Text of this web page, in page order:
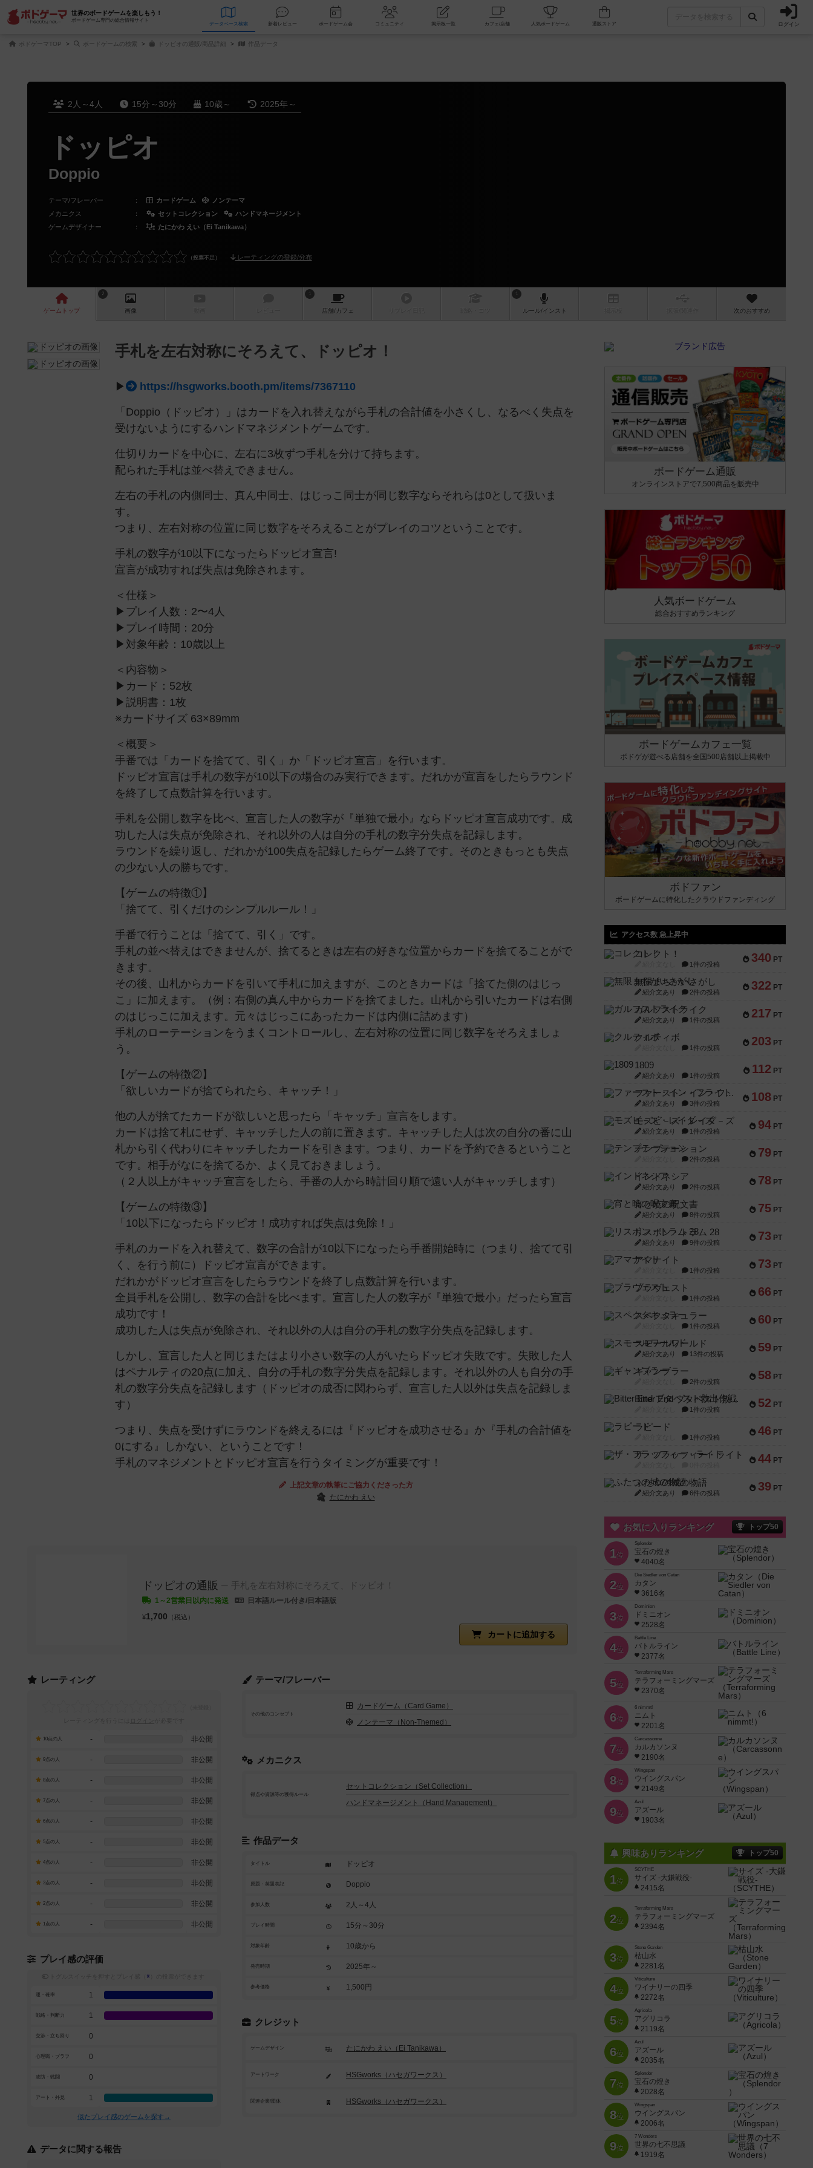
世界のボードゲームを楽しもう！
ボードゲーム専門の総合情報サイト
データベース 検索 新着レビュー ボードゲーム会 コミュニティ 掲示板一覧 カフェ/店舗 人気ボードゲーム ログイン
ボドゲーマTOP ボードゲームの検索 ドッピオの通販/商品詳細 作品データ
2人～4人 15分～30分 10歳～ 2025年～
ドッピオ
Doppio
テーマ/フレーバー ： カードゲーム
ノンテーマ
メカニクス
： セットコレクション
ハンドマネージメント
ゲームデザイナー
： たにかわ えい（Ei Tanikawa）
レーティングの登録/分布
ゲーム トップ
2
画像
1
店舗/カフェ
1
ルール/インスト 次のおすすめ
手札を左右対称にそろえて、ドッピオ！
▶ https://hsgworks.booth.pm/items/7367110
「Doppio（ドッピオ）」はカードを入れ替えながら手札の合計値を小さくし、なるべく失点を
受けないようにするハンドマネジメントゲームです。
仕切りカードを中心に、左右に3枚ずつ手札を分けて持ちます。
配られた手札は並べ替えできません。
左右の手札の内側同士、真ん中同士、はじっこ同士が同じ数字ならそれらは0として扱いま
す。
つまり、左右対称の位置に同じ数字をそろえることがプレイのコツということです。
手札の数字が10以下になったらドッピオ宣言!
宣言が成功すれば失点は免除されます。
＜仕様＞
▶︎プレイ人数：2〜4人
▶︎プレイ時間：20分
▶︎対象年齢：10歳以上
＜内容物＞
▶︎カード：52枚
▶︎説明書：1枚
※カードサイズ 63×89mm
＜概要＞
手番では「カードを捨てて、引く」か「ドッピオ宣言」を行います。
ドッピオ宣言は手札の数字が10以下の場合のみ実行できます。だれかが宣言をしたらラウンド
を終了して点数計算を行います。
手札を公開し数字を比べ、宣言した人の数字が『単独で最小』ならドッピオ宣言成功です。成
功した人は失点が免除され、それ以外の人は自分の手札の数字分失点を記録します。
ラウンドを繰り返し、だれかが100失点を記録したらゲーム終了です。そのときもっとも失点
の少ない人の勝ちです。
【ゲームの特徴①】
「捨てて、引くだけのシンプルルール！」
手番で行うことは「捨てて、引く」です。
手札の並べ替えはできませんが、捨てるときは左右の好きな位置からカードを捨てることがで
きます。
その後、山札からカードを引いて手札に加えますが、このときカードは「捨てた側のはじっ
こ」に加えます。（例：右側の真ん中からカードを捨てました。山札から引いたカードは右側
のはじっこに加えます。元々はじっこにあったカードは内側に詰めます）
手札のローテーションをうまくコントロールし、左右対称の位置に同じ数字をそろえましょ
う。
【ゲームの特徴②】
「欲しいカードが捨てられたら、キャッチ！」
他の人が捨てたカードが欲しいと思ったら「キャッチ」宣言をします。
カードは捨て札にせず、キャッチした人の前に置きます。キャッチした人は次の自分の番に山
札から引く代わりにキャッチしたカードを引きます。つまり、カードを予約できるということ
です。相手がなにを捨てるか、よく見ておきましょう。
（２人以上がキャッチ宣言をしたら、手番の人から時計回り順で遠い人がキャッチします）
【ゲームの特徴③】
「10以下になったらドッピオ！成功すれば失点は免除！」
手札のカードを入れ替えて、数字の合計が10以下になったら手番開始時に（つまり、捨てて引
く、を行う前に）ドッピオ宣言ができます。
だれかがドッピオ宣言をしたらラウンドを終了し点数計算を行います。
全員手札を公開し、数字の合計を比べます。宣言した人の数字が『単独で最小』だったら宣言
成功です！
成功した人は失点が免除され、それ以外の人は自分の手札の数字分失点を記録します。
しかし、宣言した人と同じまたはより小さい数字の人がいたらドッピオ失敗です。失敗した人
はペナルティの20点に加え、自分の手札の数字分失点を記録します。それ以外の人も自分の手
札の数字分失点を記録します（ドッピオの成否に関わらず、宣言した人以外は失点を記録しま
す）
つまり、失点を受けずにラウンドを終えるには『ドッピオを成功させる』か『手札の合計値を
0にする』しかない、ということです！
手札のマネジメントとドッピオ宣言を行うタイミングが重要です！
上記文章の執筆にご協力くださった方
たにかわ えい
ドッピオの通販 手札を左右対称にそろえて、ドッピオ！
1～2営業日以内に発送 日本語ルール付き/日本語版
カートに追加する
¥1,700 （税込）
テーマ/フレーバー
その他のコンセプト
カードゲーム（Card Game）
ノンテーマ（Non-Themed）
メカニクス
得点や資源等の獲得ルール
セットコレクション（Set Collection）
ハンドマネージメント（Hand Management）
作品データ
タイトル ドッピオ
原題・英題表記 Doppio
参加人数 2人～4人
プレイ時間 15分～30分
対象年齢 10歳から
発売時期 2025年～
参考価格 1,500円
クレジット
ゲームデザイン たにかわ えい（Ei Tanikawa）
アートワーク HSGworks（ハセガワークス）
関連企業/団体 HSGworks（ハセガワークス）
レーティング
10点の人 - 非公開
9点の人 - 非公開
8点の人 - 非公開
7点の人 - 非公開
6点の人 - 非公開
5点の人 - 非公開
4点の人 - 非公開
3点の人 - 非公開
2点の人 - 非公開
1点の人 - 非公開
プレイ感の評価
※
運・確率 1
戦略・判断力 1
交渉・立ち回り 0
心理戦・ブラフ 0
攻防・戦闘 0
アート・外見 1
似たプレイ感のゲームを探す→
データに関する報告
ボードゲーム通販
オンラインストアで7,500商品を販売中
人気ボードゲーム
総合おすすめランキング
ボードゲームカフェ一覧
ボドゲが遊べる店舗を全国500店舗以上掲載中
ボドファン
ボードゲームに特化したクラウドファンディング
アクセス数 急上昇中
340 PT
コレクト！
1件の投稿
322 PT
無限まちがいさがし
紹介文あり 2件の投稿
217 PT
ガルフストライク
紹介文あり 1件の投稿
203 PT
クルティボ
1件の投稿
112 PT
1809
紹介文あり 1件の投稿
108 PT
ファースト・イン・フライト
紹介文あり 3件の投稿
94 PT
モズビ－ズ・レイダ－ズ
紹介文あり 1件の投稿
79 PT
テンプテーション
2件の投稿
78 PT
インドネシア
紹介文あり 2件の投稿
75 PT
宵と暁の呪文書
紹介文あり 8件の投稿
73 PT
リスボン・トラム 28
紹介文あり 9件の投稿
73 PT
アマナイト
1件の投稿
66 PT
ブラヴェスト
1件の投稿
60 PT
スペクタキュラー
1件の投稿
59 PT
スモールワールド
紹介文あり 13件の投稿
58 PT
ギャンブラー
2件の投稿
52 PT
Bitter End ブタペスト救出作戦
1件の投稿
46 PT
ラピード
1件の投稿
44 PT
ザ・フラッフィー・ライト
39 PT
ふたつの城の物語
紹介文あり 6件の投稿
お気に入りランキング トップ50
1位
Splendor
宝石の煌き
4040名
2位
Die Siedler von Catan
カタン
3616名
3位
Dominion
ドミニオン
2528名
4位
Battle Line
バトルライン
2377名
5位
Terraforming Mars
テラフォーミングマーズ
2370名
6位
6 nimmt!
ニムト
2201名
7位
Carcassonne
カルカソンヌ
2190名
8位
Wingspan
ウイングスパン
2149名
9位
Azul
アズール
1903名
興味ありランキング トップ50
1位
SCYTHE
サイズ -大鎌戦役-
2415名
2位
Terraforming Mars
テラフォーミングマーズ
2394名
3位
Stone Garden
枯山水
2281名
4位
Viticulture
ワイナリーの四季
2272名
5位
Agricola
アグリコラ
2119名
6位
Azul
アズール
2035名
7位
Splendor
宝石の煌き
2028名
8位
Wingspan
ウイングスパン
2006名
9位
7 Wonders
世界の七不思議
1919名